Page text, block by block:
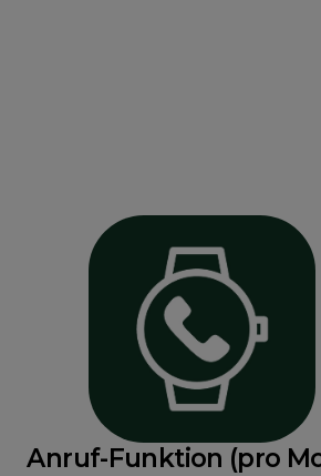
Anruf-Funktion (pro